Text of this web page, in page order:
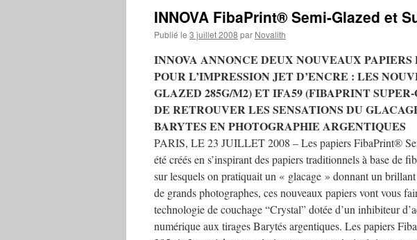
INNOVA FibaPrint® Semi-Glazed et
Publié le 3 juillet 2008 par Novalith
INNOVA ANNONCE DEUX NOUVEAUX
POUR L’IMPRESSION JET D’ENCRE : LES
GLAZED 285G/M2) ET IFA59 (FIBAPRINT
DE RETROUVER LES SENSATIONS DU
BARYTES EN PHOTOGRAPHIE ARGENTIQUES
PARIS, LE 23 JUILLET 2008 – Les papiers FibaPrint®
été créés en s’inspirant des papiers traditionnels à base de
sur lesquels on pratiquait un « glacage » donnant un
de grands photographes, ces nouveaux papiers vont vous
technologie de couchage “Crystal” dotée d’un inhibiteur
numérique aux tirages Barytés argentiques. Les papiers